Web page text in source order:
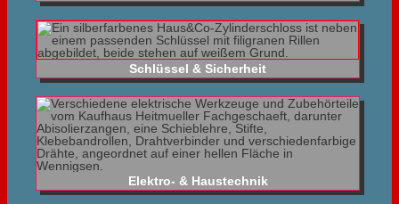
Schlüssel & Sicherheit
Elektro- & Haustechnik